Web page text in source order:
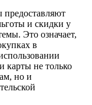
предоставляют
и скидки у
Это означает,
в
карты не только
но и